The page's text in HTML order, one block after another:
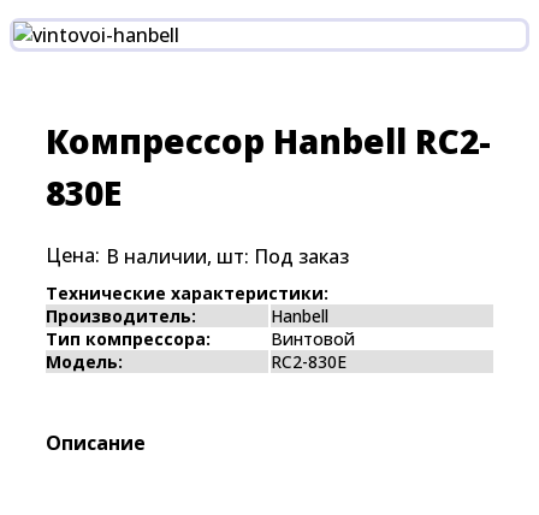
Компрессор Hanbell RC2-
830E
Цена: В наличии, шт: Под заказ
Технические характеристики:
Производитель:
Hanbell
Тип компрессора:
Винтовой
Модель:
RC2-830E
Описание